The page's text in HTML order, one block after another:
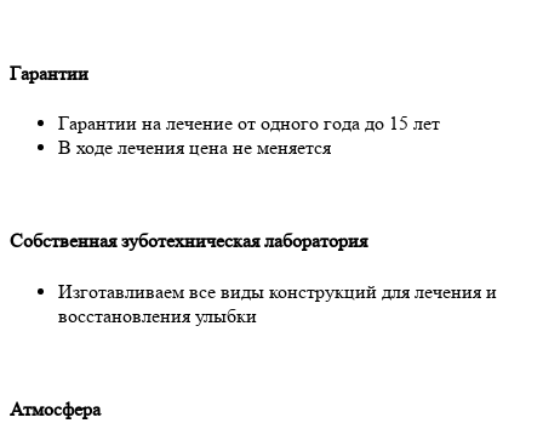
Гарантии
Гарантии на лечение от одного года до 15 лет
В ходе лечения цена не меняется
Собственная зуботехническая лаборатория
Изготавливаем все виды конструкций для лечения и
восстановления улыбки
Атмосфера